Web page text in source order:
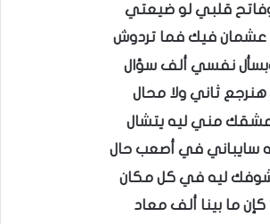
قلبي لو ضيعتي
عشمان فيك فما تردوش
نفسي ألف سؤال
هنرجع ثاني ولا محال
مني ليه يتشال
سايباني في أصعب حال
ليه في كل مكان
كإن ما بينا ألف معاد